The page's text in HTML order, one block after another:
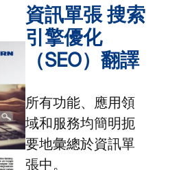
資訊單張 搜索
引擎優化
（SEO）翻譯
所有功能、應用領
域和服務均簡明扼
要地彙總於資訊單
張中。